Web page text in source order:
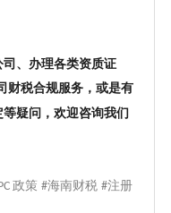
、办理各类资质证
财税合规服务，或是有
疑问，欢迎咨询我们
政策 #海南财税 #注册